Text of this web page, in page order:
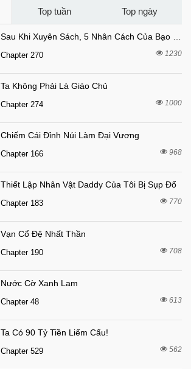
Top tuần Top ngày
Chapter 270 1230
Ta Không Phải Là Giáo Chủ
Chapter 274 1000
Chiếm Cái Đỉnh Núi Làm Đại Vương
Chapter 166 968
Thiết Lập Nhân Vật Daddy Của Tôi Bị Sụp Đổ
Chapter 183 770
Vạn Cổ Đệ Nhất Thần
Chapter 190 708
Nước Cờ Xanh Lam
Chapter 48 613
Ta Có 90 Tỷ Tiền Liếm Cẩu!
Chapter 529 562